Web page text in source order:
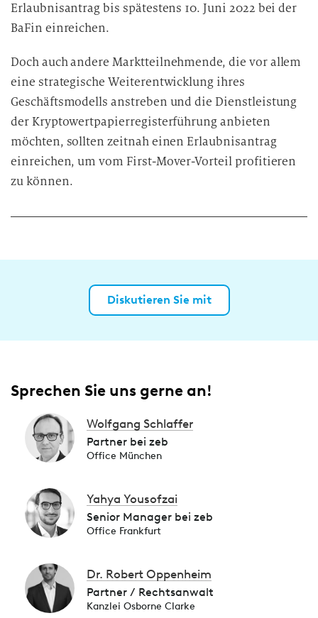
Erlaubnisantrag bis spätestens 10. Juni 2022 bei der
BaFin einreichen.
Doch auch andere Marktteilnehmende, die vor allem
eine strategische Weiterentwicklung ihres
Geschäftsmodells anstreben und die Dienstleistung
der Kryptowertpapierregisterführung anbieten
möchten, sollten zeitnah einen Erlaubnisantrag
einreichen, um vom First-Mover-Vorteil profitieren
zu können.
Diskutieren Sie mit
Sprechen Sie uns gerne an!
Wolfgang Schlaffer
Partner bei zeb
Office München
Yahya Yousofzai
Senior Manager bei zeb
Office Frankfurt
Dr. Robert Oppenheim
Partner / Rechtsanwalt
Kanzlei Osborne Clarke